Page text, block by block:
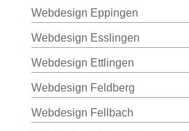
Webdesign Eppingen
Webdesign Esslingen
Webdesign Ettlingen
Webdesign Feldberg
Webdesign Fellbach